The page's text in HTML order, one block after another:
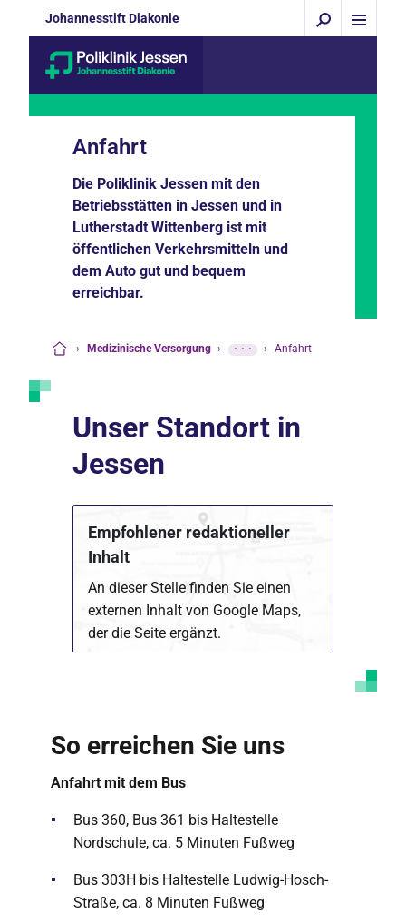
Johannesstift Diakonie
Anfahrt
Die Poliklinik Jessen mit den
Betriebsstätten in Jessen und in
Lutherstadt Wittenberg ist mit
öffentlichen Verkehrsmitteln und
dem Auto gut und bequem
erreichbar.
› Medizinische Versorgung › ··· › Anfahrt
Unser Standort in
Jessen
Empfohlener redaktioneller
Inhalt
An dieser Stelle finden Sie einen
externen Inhalt von Google Maps,
der die Seite ergänzt.
personenbezogene Daten an Drittplattformen
übermittelt werden. Mehr dazu in unserer
So erreichen Sie uns
Anfahrt mit dem Bus
Bus 360, Bus 361 bis Haltestelle
Nordschule, ca. 5 Minuten Fußweg
Bus 303H bis Haltestelle Ludwig-Hosch-
Straße, ca. 8 Minuten Fußweg